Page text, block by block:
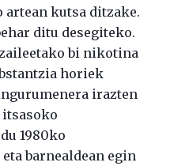
kutsa ditzake.
ditu desegiteko.
bi nikotina
horiek
irazten
1980ko
barnealdean egin